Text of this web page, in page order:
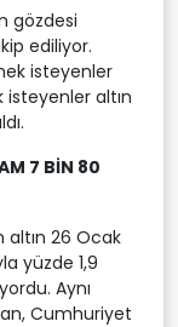
gözdesi
ediliyor.
isteyenler
isteyenler altın
7 BİN 80
26 Ocak
yüzde 1,9
Aynı
Cumhuriyet